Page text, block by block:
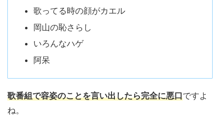
歌ってる時の顔がカエル
岡山の恥さらし
いろんなハゲ
阿呆
歌番組で容姿のことを言い出したら完全に悪口ですよ
ね。